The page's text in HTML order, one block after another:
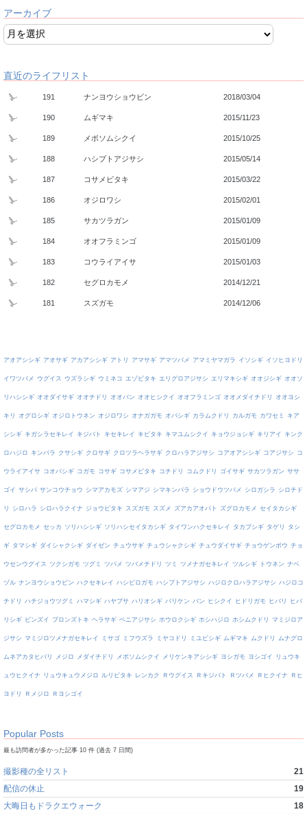
アーカイブ
直近のライフリスト
191 ナンヨウショウビン 2018/03/04
190 ムギマキ 2015/11/23
189 メボソムシクイ 2015/10/25
188 ハシブトアジサシ 2015/05/14
187 コサメビタキ 2015/03/22
186 オジロワシ 2015/02/01
185 サカツラガン 2015/01/09
184 オオフラミンゴ 2015/01/09
183 コウライアイサ 2015/01/03
182 セグロカモメ 2014/12/21
181 スズガモ 2014/12/06
アオアシシギ アオサギ アカアシシギ アトリ アマサギ アマツバメ アマミヤマガラ イソシギ イソヒヨドリ
イワツバメ ウグイス ウズラシギ ウミネコ エゾビタキ エリグロアジサシ エリマキシギ オオジシギ オオソ
リハシシギ オオダイサギ オオチドリ オオバン オオヒシクイ オオフラミンゴ オオメダイチドリ オオヨシ
キリ オグロシギ オジロトウネン オジロワシ オナガガモ オバシギ カラムクドリ カルガモ カワセミ キア
シシギ キガシラセキレイ キジバト キセキレイ キビタキ キマユムシクイ キョウジョシギ キリアイ キンク
ロハジロ キンパラ クサシギ クロサギ クロツラヘラサギ クロハラアジサシ コアオアシシギ コアジサシ コ
ウライアイサ コオバシギ コガモ コサギ コサメビタキ コチドリ コムクドリ ゴイサギ サカツラガン ササ
ゴイ サシバ サンコウチョウ シマアカモズ シマアジ シマキンパラ ショウドウツバメ シロガシラ シロチド
リ シロハラ シロハラクイナ ジョウビタキ スズガモ スズメ ズアカアオバト ズグロカモメ セイタカシギ
セグロカモメ セッカ ソリハシシギ ソリハシセイタカシギ タイワンハクセキレイ タカブシギ タゲリ タシ
ギ タマシギ ダイシャクシギ ダイゼン チュウサギ チュウシャクシギ チュウダイサギ チョウゲンボウ チョ
ウセンウグイス ツクシガモ ツグミ ツバメ ツバメチドリ ツミ ツメナガセキレイ ツルシギ トウネン ナベ
ヅル ナンヨウショウビン ハクセキレイ ハシビロガモ ハシブトアジサシ ハジロクロハラアジサシ ハジロコ
チドリ ハチジョウツグミ ハマシギ ハヤブサ ハリオシギ バリケン バン ヒシクイ ヒドリガモ ヒバリ ヒバ
リシギ ビンズイ ブロンズトキ ヘラサギ ベニアジサシ ホウロクシギ ホシハジロ ホシムクドリ マミジロア
ジサシ マミジロツメナガセキレイ ミサゴ ミフウズラ ミヤコドリ ミユビシギ ムギマキ ムクドリ ムナグロ
ムネアカタヒバリ メジロ メダイチドリ メボソムシクイ メリケンキアシシギ ヨシガモ ヨシゴイ リュウキ
ュウヒクイナ リュウキュウメジロ ルリビタキ レンカク Ｒウグイス Ｒキジバト Ｒツバメ Ｒヒクイナ Ｒヒ
ヨドリ Ｒメジロ Ｒヨシゴイ
Popular Posts
最も訪問者が多かった記事 10 件 (過去 7 日間)
撮影種の全リスト
21
配信の休止
19
大晦日もドラクエウォーク
18